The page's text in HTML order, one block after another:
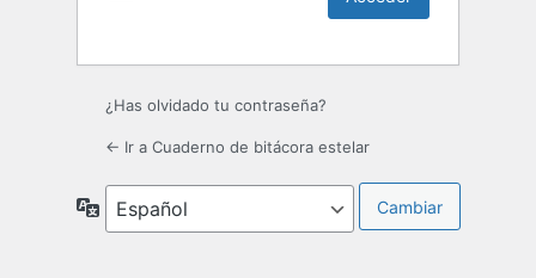
¿Has olvidado tu contraseña?
← Ir a Cuaderno de bitácora estelar
Idioma